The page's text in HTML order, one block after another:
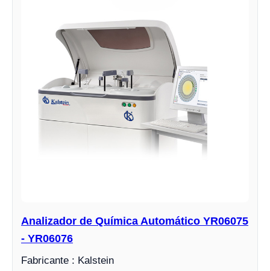
Analizador de Química Automático YR06075
- YR06076
Fabricante : Kalstein